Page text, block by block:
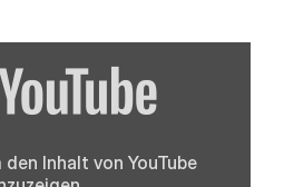
Inhalt von YouTube